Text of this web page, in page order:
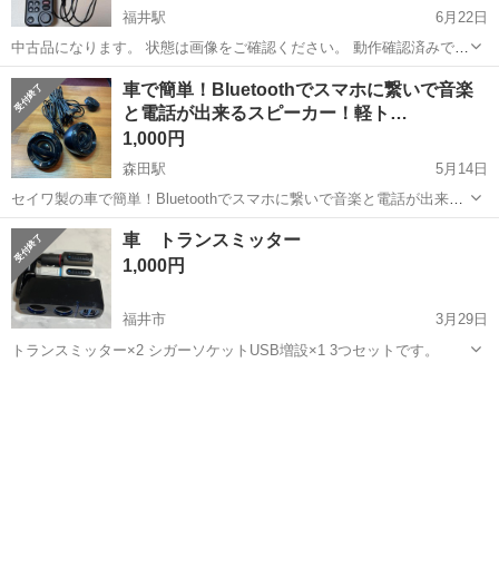
福井駅
6月22日
中古品になります。 状態は画像をご確認ください。 動作確認済みで
す。
福井 福井市 福井駅 第3世代
車で簡単！Bluetoothでスマホに繋いで音楽
と電話が出来るスピーカー！軽ト…
1,000円
森田駅
5月14日
セイワ製の車で簡単！Bluetoothでスマホに繋いで音楽と電話が出来る
スピーカー！軽トラにピッタリです。USBで電源を取るだけなので簡
単に使えます。欲しい方どうぞ。 軽トラでスマホで音楽聴いたり電話
を取ったり出来ます。
福井 福井市 森田駅 カーオーディオ
車 トランスミッター
1,000円
福井市
3月29日
トランスミッター×2 シガーソケットUSB増設×1 3つセットです。